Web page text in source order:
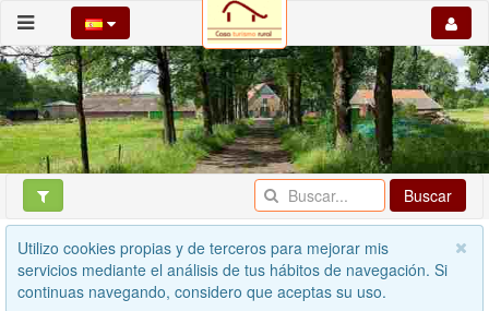
Buscar
Utilizo cookies propias y de terceros para mejorar mis
servicios mediante el análisis de tus hábitos de navegación. Si
continuas navegando, considero que aceptas su uso.